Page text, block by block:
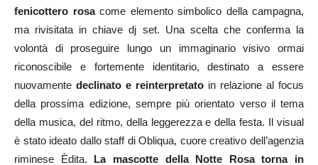
fenicottero rosa come elemento simbolico della campagna,
ma rivisitata in chiave dj set. Una scelta che conferma la
volontà di proseguire lungo un immaginario visivo ormai
riconoscibile e fortemente identitario, destinato a essere
nuovamente declinato e reinterpretato in relazione al focus
della prossima edizione, sempre più orientato verso il tema
della musica, del ritmo, della leggerezza e della festa. Il visual
è stato ideato dallo staff di Obliqua, cuore creativo dell’agenzia
riminese Èdita. La mascotte della Notte Rosatorna in